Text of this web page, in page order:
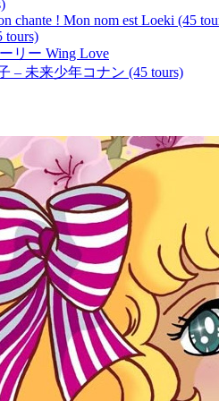
chante ! Mon nom est Loeki (45
tours)
リー Wing Love
– 未来少年コナン (45 tours)